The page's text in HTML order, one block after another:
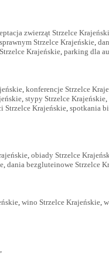
zwierząt Strzelce
Strzelce Krajeńskie,
Krajeńskie, parking dla
, konferencje Strzelce
, stypy Strzelce Krajeńskie,
Strzelce Krajeńskie, spotkania
, obiady Strzelce
, dania bezgluteinowe Strzelce
, wino Strzelce Krajeńskie,
,